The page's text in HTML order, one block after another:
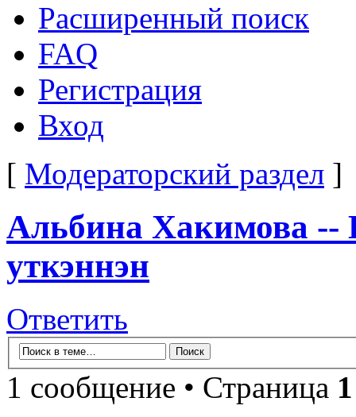
Расширенный поиск
FAQ
Регистрация
Вход
[ Модераторский раздел ]
Альбина Хакимова --
уткэннэн
Ответить
1 сообщение • Страница 1